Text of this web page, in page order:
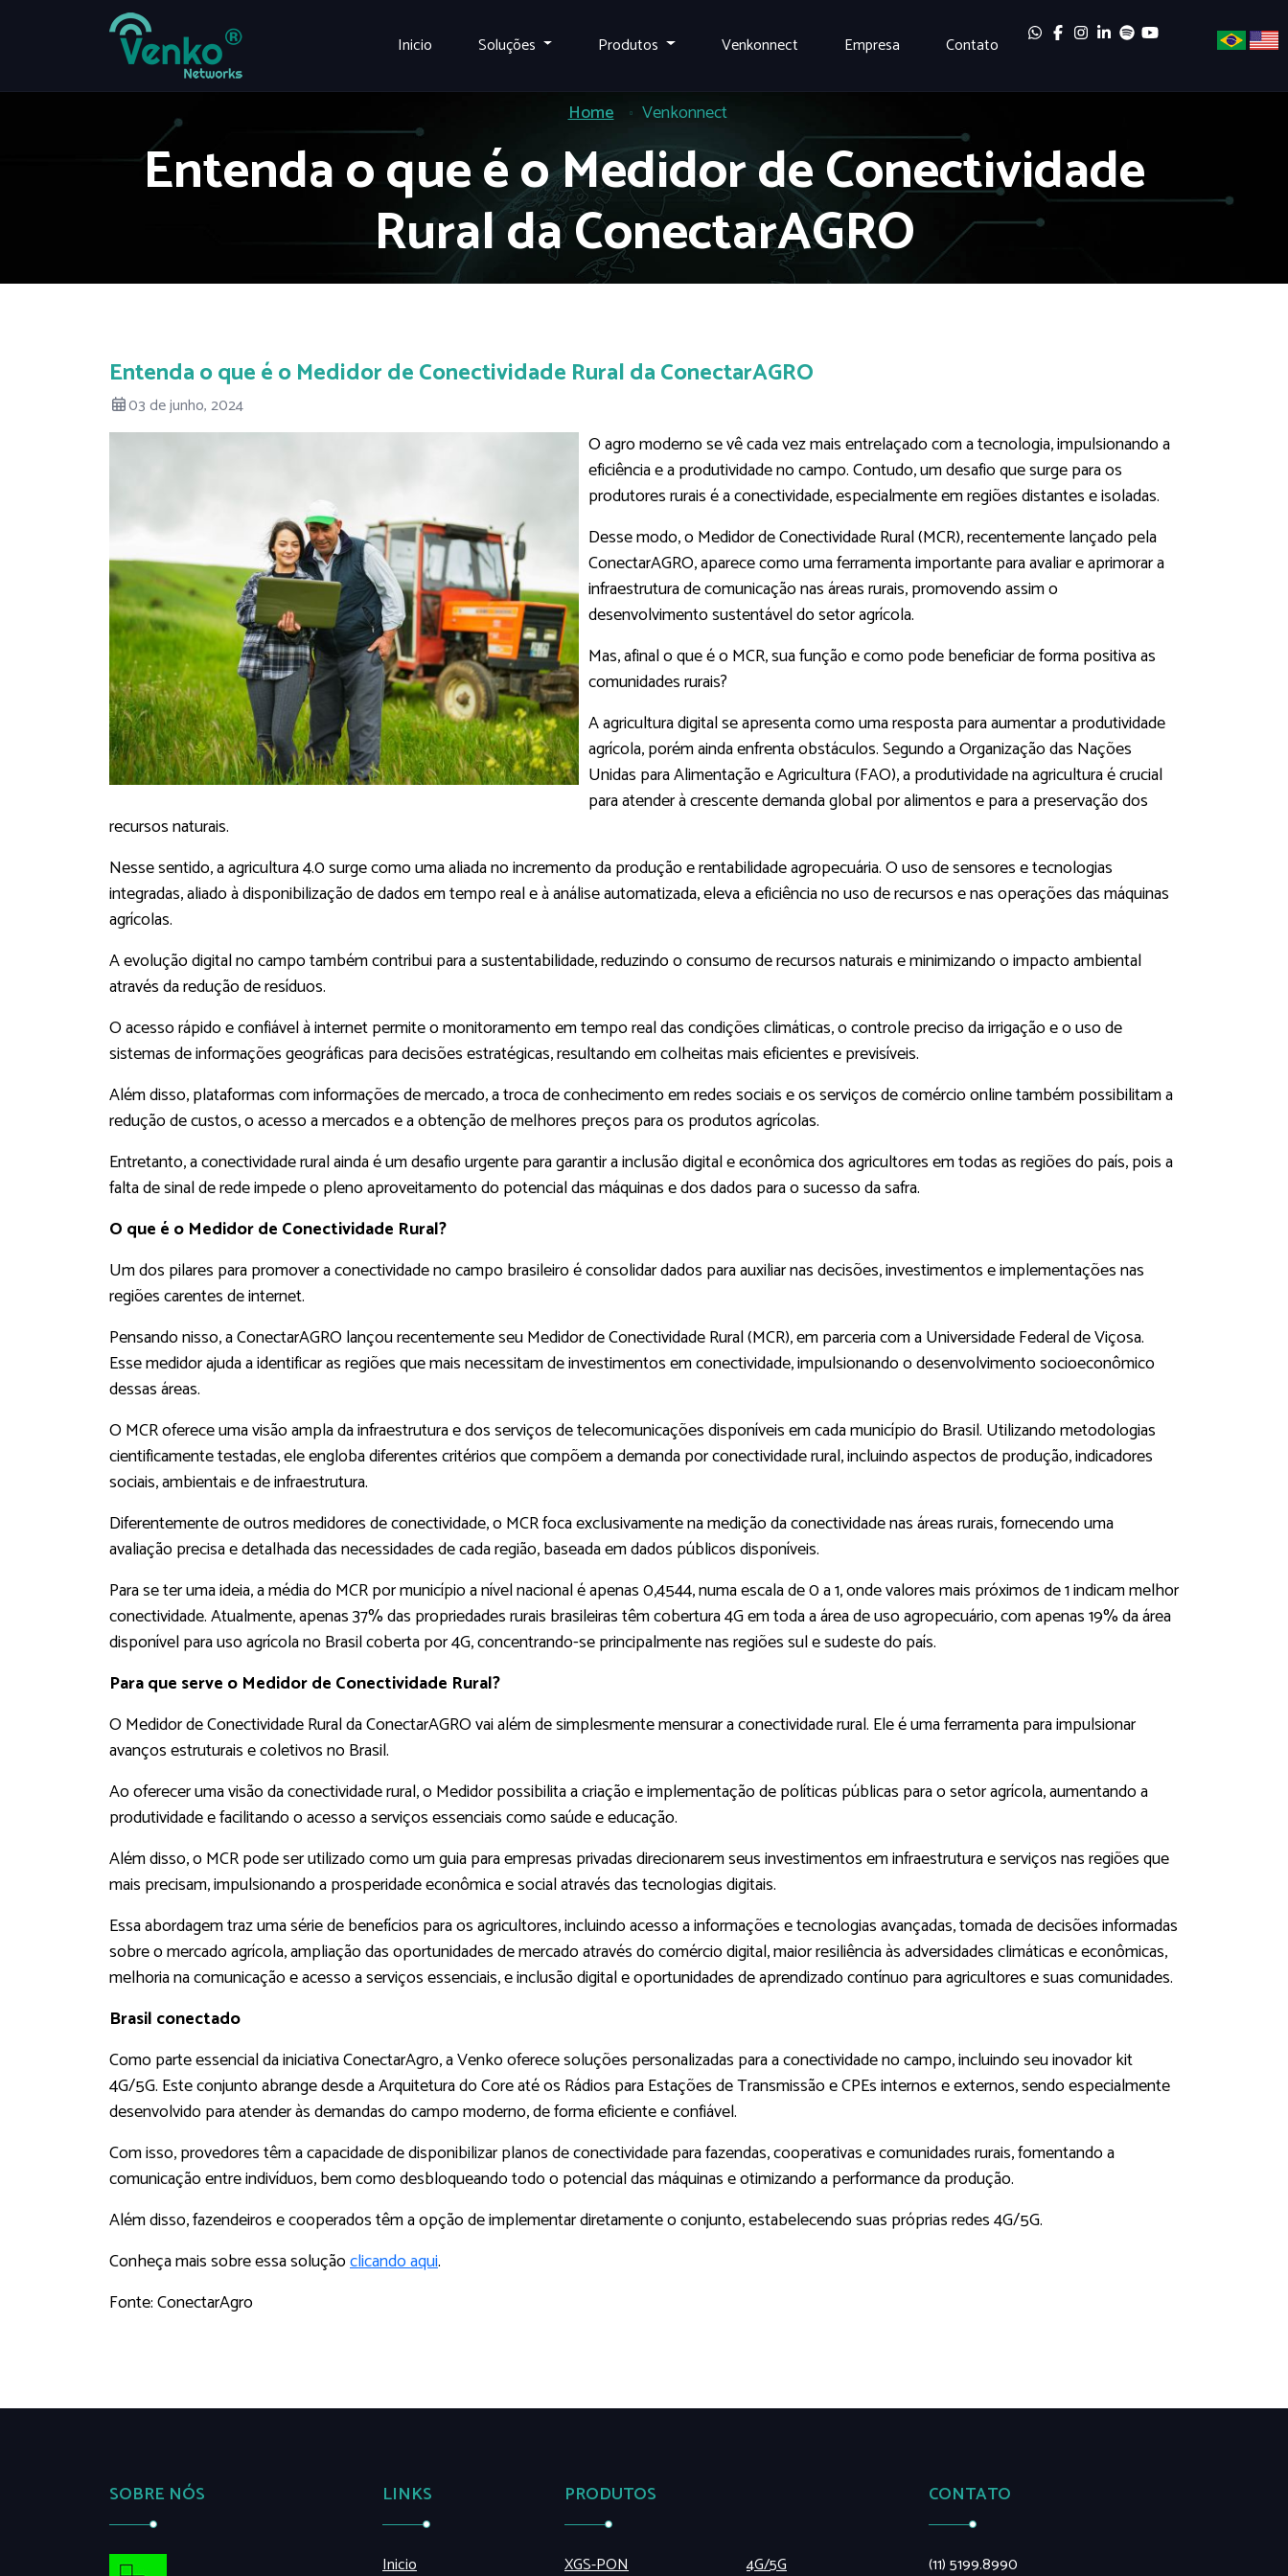
Inicio Soluções Produtos Venkonnect Empresa Contato
Home Venkonnect
Entenda o que é o Medidor de Conectividade
Rural da ConectarAGRO
Entenda o que é o Medidor de Conectividade Rural da ConectarAGRO
03 de junho, 2024
O agro moderno se vê cada vez mais entrelaçado com a tecnologia, impulsionando a
eficiência e a produtividade no campo. Contudo, um desafio que surge para os
produtores rurais é a conectividade, especialmente em regiões distantes e isoladas.
Desse modo, o Medidor de Conectividade Rural (MCR), recentemente lançado pela
ConectarAGRO, aparece como uma ferramenta importante para avaliar e aprimorar a
infraestrutura de comunicação nas áreas rurais, promovendo assim o
desenvolvimento sustentável do setor agrícola.
Mas, afinal o que é o MCR, sua função e como pode beneficiar de forma positiva as
comunidades rurais?
A agricultura digital se apresenta como uma resposta para aumentar a produtividade
agrícola, porém ainda enfrenta obstáculos. Segundo a Organização das Nações
Unidas para Alimentação e Agricultura (FAO), a produtividade na agricultura é crucial
para atender à crescente demanda global por alimentos e para a preservação dos
recursos naturais.
Nesse sentido, a agricultura 4.0 surge como uma aliada no incremento da produção e rentabilidade agropecuária. O uso de sensores e tecnologias
integradas, aliado à disponibilização de dados em tempo real e à análise automatizada, eleva a eficiência no uso de recursos e nas operações das máquinas
agrícolas.
A evolução digital no campo também contribui para a sustentabilidade, reduzindo o consumo de recursos naturais e minimizando o impacto ambiental
através da redução de resíduos.
O acesso rápido e confiável à internet permite o monitoramento em tempo real das condições climáticas, o controle preciso da irrigação e o uso de
sistemas de informações geográficas para decisões estratégicas, resultando em colheitas mais eficientes e previsíveis.
Além disso, plataformas com informações de mercado, a troca de conhecimento em redes sociais e os serviços de comércio online também possibilitam a
redução de custos, o acesso a mercados e a obtenção de melhores preços para os produtos agrícolas.
Entretanto, a conectividade rural ainda é um desafio urgente para garantir a inclusão digital e econômica dos agricultores em todas as regiões do país, pois a
falta de sinal de rede impede o pleno aproveitamento do potencial das máquinas e dos dados para o sucesso da safra.
O que é o Medidor de Conectividade Rural?
Um dos pilares para promover a conectividade no campo brasileiro é consolidar dados para auxiliar nas decisões, investimentos e implementações nas
regiões carentes de internet.
Pensando nisso, a ConectarAGRO lançou recentemente seu Medidor de Conectividade Rural (MCR), em parceria com a Universidade Federal de Viçosa.
Esse medidor ajuda a identificar as regiões que mais necessitam de investimentos em conectividade, impulsionando o desenvolvimento socioeconômico
dessas áreas.
O MCR oferece uma visão ampla da infraestrutura e dos serviços de telecomunicações disponíveis em cada município do Brasil. Utilizando metodologias
cientificamente testadas, ele engloba diferentes critérios que compõem a demanda por conectividade rural, incluindo aspectos de produção, indicadores
sociais, ambientais e de infraestrutura.
Diferentemente de outros medidores de conectividade, o MCR foca exclusivamente na medição da conectividade nas áreas rurais, fornecendo uma
avaliação precisa e detalhada das necessidades de cada região, baseada em dados públicos disponíveis.
Para se ter uma ideia, a média do MCR por município a nível nacional é apenas 0,4544, numa escala de 0 a 1, onde valores mais próximos de 1 indicam melhor
conectividade. Atualmente, apenas 37% das propriedades rurais brasileiras têm cobertura 4G em toda a área de uso agropecuário, com apenas 19% da área
disponível para uso agrícola no Brasil coberta por 4G, concentrando-se principalmente nas regiões sul e sudeste do país.
Para que serve o Medidor de Conectividade Rural?
O Medidor de Conectividade Rural da ConectarAGRO vai além de simplesmente mensurar a conectividade rural. Ele é uma ferramenta para impulsionar
avanços estruturais e coletivos no Brasil.
Ao oferecer uma visão da conectividade rural, o Medidor possibilita a criação e implementação de políticas públicas para o setor agrícola, aumentando a
produtividade e facilitando o acesso a serviços essenciais como saúde e educação.
Além disso, o MCR pode ser utilizado como um guia para empresas privadas direcionarem seus investimentos em infraestrutura e serviços nas regiões que
mais precisam, impulsionando a prosperidade econômica e social através das tecnologias digitais.
Essa abordagem traz uma série de benefícios para os agricultores, incluindo acesso a informações e tecnologias avançadas, tomada de decisões informadas
sobre o mercado agrícola, ampliação das oportunidades de mercado através do comércio digital, maior resiliência às adversidades climáticas e econômicas,
melhoria na comunicação e acesso a serviços essenciais, e inclusão digital e oportunidades de aprendizado contínuo para agricultores e suas comunidades.
Brasil conectado
Como parte essencial da iniciativa ConectarAgro, a Venko oferece soluções personalizadas para a conectividade no campo, incluindo seu inovador kit
4G/5G. Este conjunto abrange desde a Arquitetura do Core até os Rádios para Estações de Transmissão e CPEs internos e externos, sendo especialmente
desenvolvido para atender às demandas do campo moderno, de forma eficiente e confiável.
Com isso, provedores têm a capacidade de disponibilizar planos de conectividade para fazendas, cooperativas e comunidades rurais, fomentando a
comunicação entre indivíduos, bem como desbloqueando todo o potencial das máquinas e otimizando a performance da produção.
Além disso, fazendeiros e cooperados têm a opção de implementar diretamente o conjunto, estabelecendo suas próprias redes 4G/5G.
Conheça mais sobre essa soluçãoclicando aqui.
Fonte: ConectarAgro
SOBRE NÓS LINKS
Inicio
PRODUTOS
XGS-PON
4G/5G
CONTATO
(11) 5199.8990